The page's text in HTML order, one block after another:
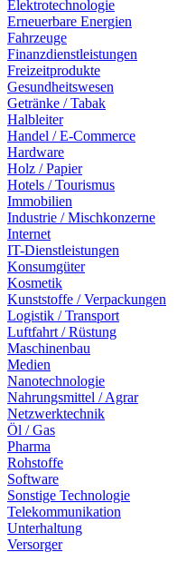
Elektrotechnologie
Erneuerbare Energien
Fahrzeuge
Finanzdienstleistungen
Freizeitprodukte
Gesundheitswesen
Getränke / Tabak
Halbleiter
Handel / E-Commerce
Hardware
Holz / Papier
Hotels / Tourismus
Immobilien
Industrie / Mischkonzerne
Internet
IT-Dienstleistungen
Konsumgüter
Kosmetik
Kunststoffe / Verpackungen
Logistik / Transport
Luftfahrt / Rüstung
Maschinenbau
Medien
Nanotechnologie
Nahrungsmittel / Agrar
Netzwerktechnik
Öl / Gas
Pharma
Rohstoffe
Software
Sonstige Technologie
Telekommunikation
Unterhaltung
Versorger